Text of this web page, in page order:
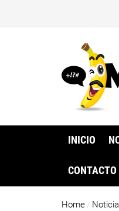
INICIO
CONTACTO
Home /